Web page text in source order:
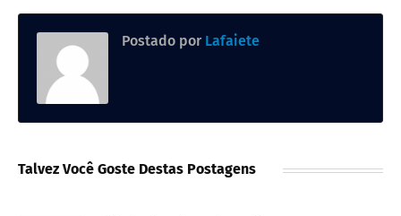
Postado por Lafaiete
Talvez Você Goste Destas Postagens